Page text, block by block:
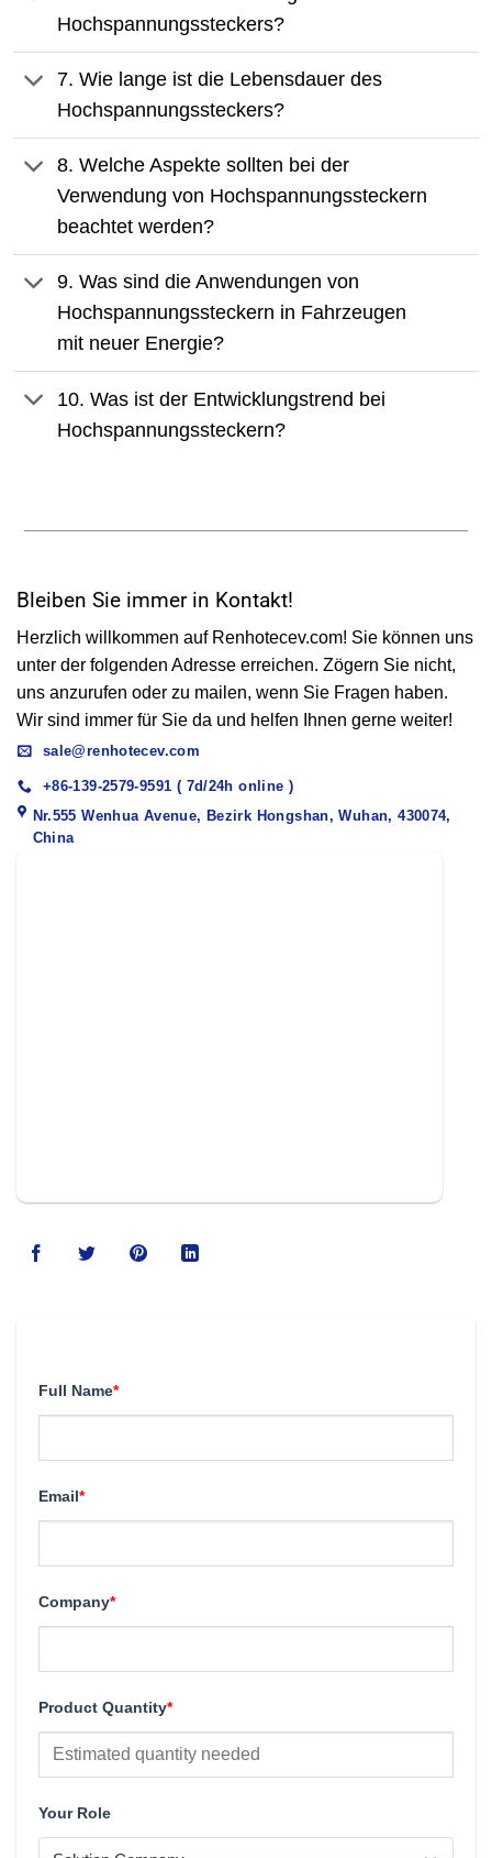
Hochspannungssteckers?
7. Wie lange ist die Lebensdauer des
Hochspannungssteckers?
8. Welche Aspekte sollten bei der
Verwendung von Hochspannungssteckern
beachtet werden?
9. Was sind die Anwendungen von
Hochspannungssteckern in Fahrzeugen
mit neuer Energie?
10. Was ist der Entwicklungstrend bei
Hochspannungssteckern?
Bleiben Sie immer in Kontakt!
Herzlich willkommen auf Renhotecev.com! Sie können uns
unter der folgenden Adresse erreichen. Zögern Sie nicht,
uns anzurufen oder zu mailen, wenn Sie Fragen haben.
Wir sind immer für Sie da und helfen Ihnen gerne weiter!
sale@renhotecev.com
+86-139-2579-9591 ( 7d/24h online )
Nr.555 Wenhua Avenue, Bezirk Hongshan, Wuhan, 430074,
China
Full Name*
Email*
Company*
Product Quantity*
Your Role